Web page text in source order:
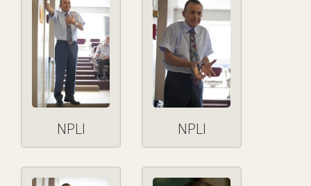
NPLI NPLI